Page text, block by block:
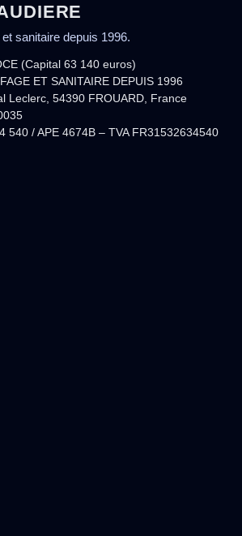
sanitaire depuis 1996.
(Capital 63 140 euros)
ET SANITAIRE DEPUIS 1996
Leclerc, 54390 FROUARD, France
540 / APE 4674B – TVA FR31532634540